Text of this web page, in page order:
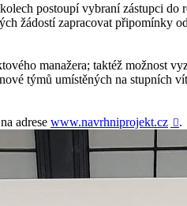
postoupí vybraní zástupci
žádostí zapracovat připomínky
manažera; taktéž možnost
týmů umístěných na stupních
adrese www.navrhniprojekt.cz .